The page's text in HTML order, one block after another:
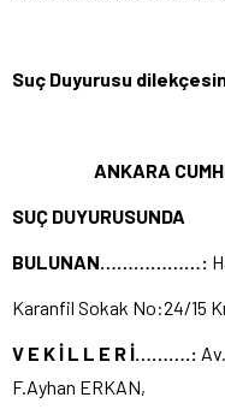
Suç Duyurusu
ANKARA
SUÇ DUYURUSUNDA
BULUNAN………………:
Karanfil Sokak No:24/15
V E K İ L L E R İ……….:
F.Ayhan ERKAN,